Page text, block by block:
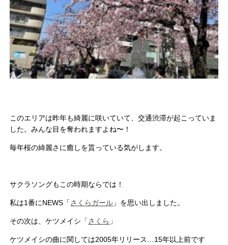
このエリアは昨年も綺麗に咲いていて、交通渋滞が起こっていま
した。みんな目を奪われますよね〜！
毎年桜の綺麗さに癒しを貰っている気がします。
サクラソングもこの時期ならでは！
私は1番にNEWS「 さくらガール 」を思い出しました。
その次は、ケツメイシ「 さくら 」
ケツメイシの曲に関しては2005年リリース…15年以上前です